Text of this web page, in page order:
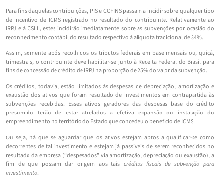
Para fins daquelas contribuições, PIS e COFINS passam a incidir sobre qualquer tipo
de incentivo de ICMS registrado no resultado do contribuinte. Relativamente ao
IRPJ e à CSLL, estes incidirão imediatamente sobre as subvenções por ocasião do
reconhecimento contábil do resultado respectivo à alíquota tradicional de 34%.
Assim, somente após recolhidos os tributos federais em base mensais ou, quiçá,
trimestrais, o contribuinte deve habilitar-se junto à Receita Federal do Brasil para
fins de concessão de crédito de IRPJ na proporção de 25% do valor da subvenção.
Os créditos, todavia, estão limitados às despesas de depreciação, amortização e
exaustão dos ativos que foram resultado de investimentos em contrapartida às
subvenções recebidas. Esses ativos geradores das despesas base do crédito
presumido terão de estar atrelados a efetiva expansão ou instalação do
empreendimento no território do Estado que concedeu o benefício de ICMS.
Ou seja, há que se aguardar que os ativos estejam aptos a qualificar-se como
decorrentes de tal investimento e estejam já passíveis de serem reconhecidos no
resultado da empresa (“despesados” via amortização, depreciação ou exaustão), a
fim de que possam dar origem aos tais créditos fiscais de subvenção para
investimento.